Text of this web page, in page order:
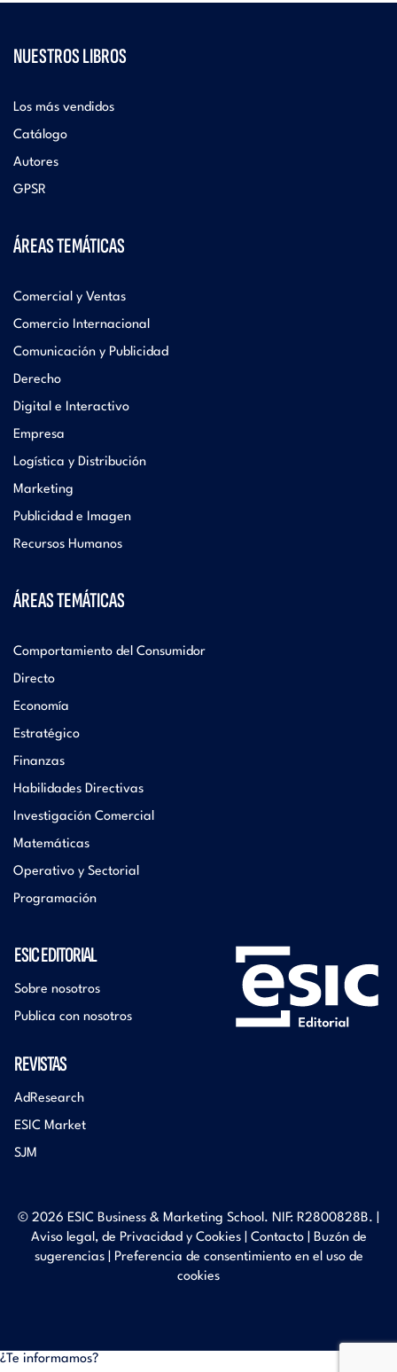
NUESTROS LIBROS
Los más vendidos
Catálogo
Autores
GPSR
ÁREAS TEMÁTICAS
Comercial y Ventas
Comercio Internacional
Comunicación y Publicidad
Derecho
Digital e Interactivo
Empresa
Logística y Distribución
Marketing
Publicidad e Imagen
Recursos Humanos
ÁREAS TEMÁTICAS
Comportamiento del Consumidor
Directo
Economía
Estratégico
Finanzas
Habilidades Directivas
Investigación Comercial
Matemáticas
Operativo y Sectorial
Programación
ESIC EDITORIAL
Sobre nosotros
Publica con nosotros
REVISTAS
AdResearch
ESIC Market
SJM
© 2026 ESIC Business & Marketing School. NIF: R2800828B. |
Aviso legal, de Privacidad y Cookies| Contacto| Buzón de
sugerencias| Preferencia de consentimiento en el uso de
cookies
¿Te informamos?